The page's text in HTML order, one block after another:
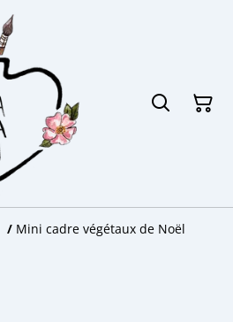
/ Mini cadre végétaux de Noël